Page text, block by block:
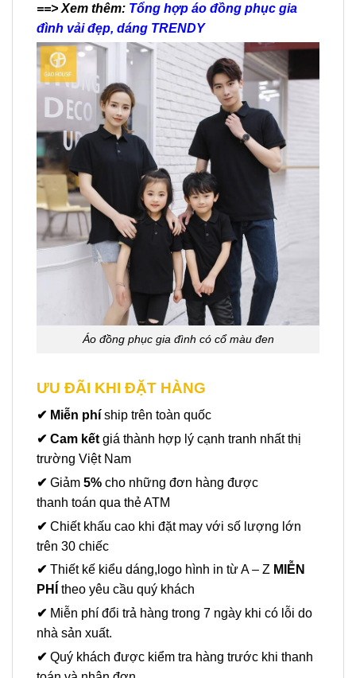
==> Xem thêm: Tổng hợp áo đồng phục gia
đình vải đẹp, dáng TRENDY
Áo đồng phục gia đình có cổ màu đen
ƯU ĐÃI KHI ĐẶT HÀNG
✔ Miễn phí ship trên toàn quốc
✔ Cam kết giá thành hợp lý cạnh tranh nhất thị
trường Việt Nam
✔ Giảm 5% cho những đơn hàng được
thanh toán qua thẻ ATM
✔ Chiết khấu cao khi đặt may với số lượng lớn
trên 30 chiếc
✔ Thiết kế kiểu dáng,logo hình in từ A – Z MIỄN
PHÍ theo yêu cầu quý khách
✔ Miễn phí đổi trả hàng trong 7 ngày khi có lỗi do
nhà sản xuất.
✔ Quý khách được kiểm tra hàng trước khi thanh